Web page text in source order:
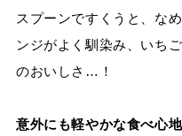
スプーンですくうと、な
ンジがよく馴染み、いち
のおいしさ…！
意外にも軽やかな食べ心地